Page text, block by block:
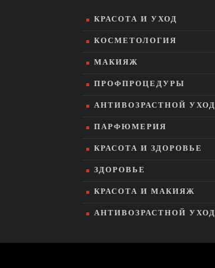
КРАСОТА И УХОД
КОСМЕТОЛОГИЯ
МАКИЯЖ
ПРОФПРОЦЕДУРЫ
АНТИВОЗРАСТНОЙ УХОД
ПАРФЮМЕРИЯ
КРАСОТА И ЗДОРОВЬЕ
ЗДОРОВЬЕ
КРАСОТА И МАКИЯЖ
АНТИВОЗРАСТНОЙ УХОД